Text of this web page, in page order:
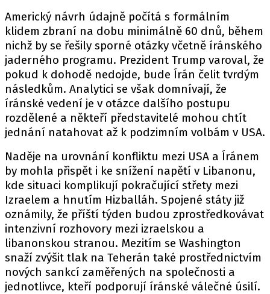
Americký návrh údajně počítá s formálním
klidem zbraní na dobu minimálně 60 dnů, během
nichž by se řešily sporné otázky včetně íránského
jaderného programu. Prezident Trump varoval, že
pokud k dohodě nedojde, bude Írán čelit tvrdým
následkům. Analytici se však domnívají, že
íránské vedení je v otázce dalšího postupu
rozdělené a někteří představitelé mohou chtít
jednání natahovat až k podzimním volbám v USA.
Naděje na urovnání konfliktu mezi USA a Íránem
by mohla přispět i ke snížení napětí v Libanonu,
kde situaci komplikují pokračující střety mezi
Izraelem a hnutím Hizballáh. Spojené státy již
oznámily, že příští týden budou zprostředkovávat
intenzivní rozhovory mezi izraelskou a
libanonskou stranou. Mezitím se Washington
snaží zvýšit tlak na Teherán také prostřednictvím
nových sankcí zaměřených na společnosti a
jednotlivce, kteří podporují íránské válečné úsilí.